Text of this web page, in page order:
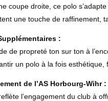
coupe droite, ce polo
une touche de raffinement,
:
de propreté ton sur ton à
un polo à la fois esthétique,
de l’AS Horbourg-Wihr :
l’engagement du club à